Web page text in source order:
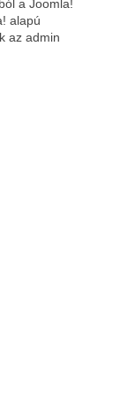
a Joomla!
alapú
az admin